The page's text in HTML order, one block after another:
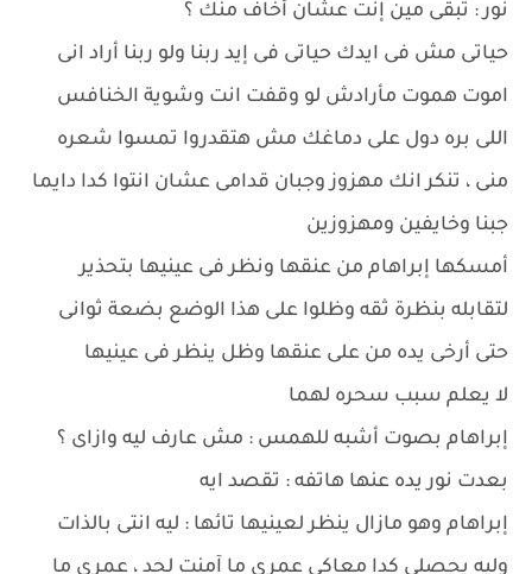
نور : تبقى مين إنت عشان أخاف منك ؟
حياتى مش فى ايدك حياتى فى إيد ربنا ولو ربنا أراد انى
اموت هموت مأرادش لو وقفت انت وشوية الخنافس
اللى بره دول على دماغك مش هتقدروا تمسوا شعره
منى ، تنكر انك مهزوز وجبان قدامى عشان انتوا كدا دايما
جبنا وخايفين ومهزوزين
أمسكها إبراهام من عنقها ونظر فى عينيها بتحذير
لتقابله بنظرة ثقه وظلوا على هذا الوضع بضعة ثوانى
حتى أرخى يده من على عنقها وظل ينظر فى عينيها
لا يعلم سبب سحره لهما
إبراهام بصوت أشبه للهمس : مش عارف ليه وازاى ؟
بعدت نور يده عنها هاتفه : تقصد ايه
إبراهام وهو مازال ينظر لعينيها تائها : ليه انتى بالذات
وليه يحصلى كدا معاكى عمرى ما آمنت لحد ، عمرى ما